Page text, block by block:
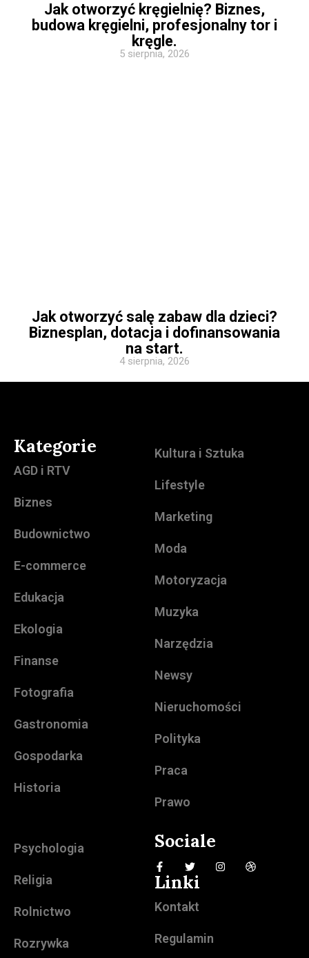
Jak otworzyć kręgielnię? Biznes,
budowa kręgielni, profesjonalny tor i
kręgle.
5 sierpnia, 2026
Jak otworzyć salę zabaw dla dzieci?
Biznesplan, dotacja i dofinansowania
na start.
4 sierpnia, 2026
Kategorie
AGD i RTV
Biznes
Budownictwo
E-commerce
Edukacja
Ekologia
Finanse
Fotografia
Gastronomia
Gospodarka
Historia
Kultura i Sztuka
Lifestyle
Marketing
Moda
Motoryzacja
Muzyka
Narzędzia
Newsy
Nieruchomości
Polityka
Praca
Prawo
Psychologia
Religia
Rolnictwo
Rozrywka
Sociale
Linki
Kontakt
Regulamin